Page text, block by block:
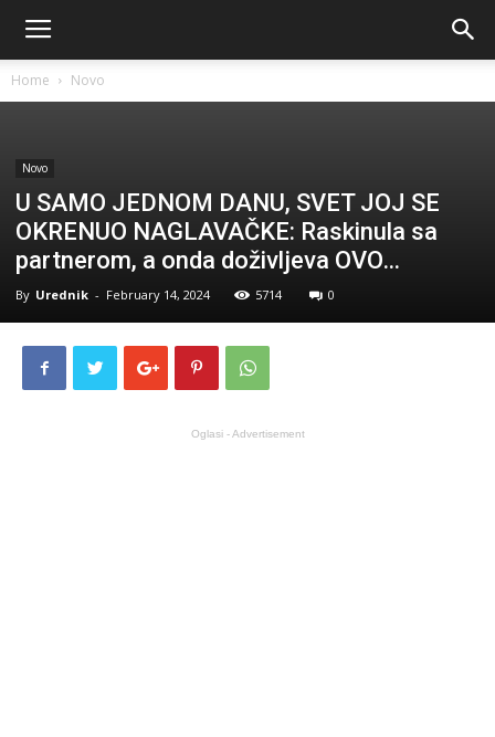
Home Novo
Novo
U SAMO JEDNOM DANU, SVET JOJ SE
OKRENUO NAGLAVAČKE: Raskinula sa
partnerom, a onda doživljeva OVO…
By Urednik - February 14, 2024 5714 0
Oglasi - Advertisement